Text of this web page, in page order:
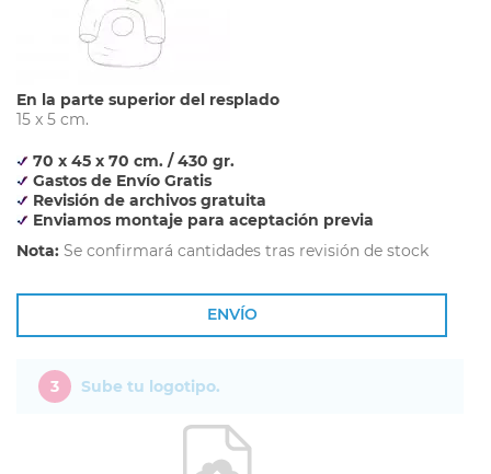
En la parte superior del resplado
15 x 5 cm.
70 x 45 x 70 cm. / 430 gr.
Gastos de Envío Gratis
Revisión de archivos gratuita
Enviamos montaje para aceptación previa
Nota: Se confirmará cantidades tras revisión de stock
ENVÍO
3 Sube tu logotipo.